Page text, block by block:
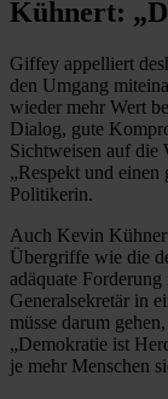
Kühnert:
Giffey appelliert
den Umgang
wieder mehr Wert
Dialog, gute
Sichtweisen auf die
„Respekt und
Politikerin.
Auch Kevin
Übergriffe wie die
adäquate
Generalsekretär in
müsse darum
„Demokratie ist
je mehr Menschen